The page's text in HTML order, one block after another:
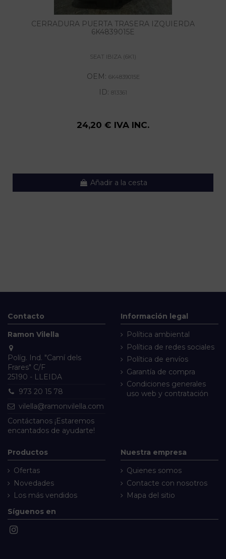
CERRADURA PUERTA TRASERA IZQUIERDA
6K4839015E
SEAT IBIZA (6K1)
OEM: 6K4839015E
ID: 813361
24,20 € IVA INC.
Añadir a la cesta
Contacto
Ramon Vilella
Políg. Ind. "Camí dels
Frares" C/F
25190 - LLEIDA
973 20 15 78
vilella@ramonvilella.com
Contáctanos ¡Estaremos
encantados de ayudarte!
Información legal
Política ambiental
Política de redes sociales
Política de envíos
Garantía de compra
Condiciones generales
uso web y contratación
Productos
Ofertas
Novedades
Los más vendidos
Nuestra empresa
Quienes somos
Contacte con nosotros
Mapa del sitio
Síguenos en